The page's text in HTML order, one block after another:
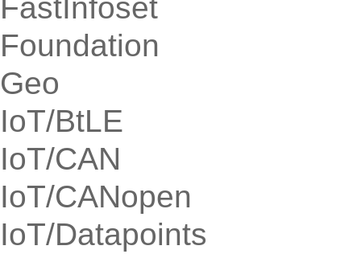
FastInfoset
Foundation
Geo
IoT/BtLE
IoT/CAN
IoT/CANopen
IoT/Datapoints